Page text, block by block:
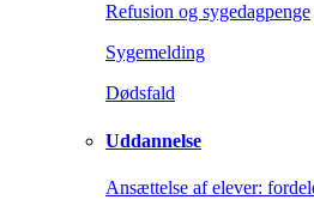
Refusion og sygedagpenge
Sygemelding
Dødsfald
Uddannelse
Ansættelse af elever: